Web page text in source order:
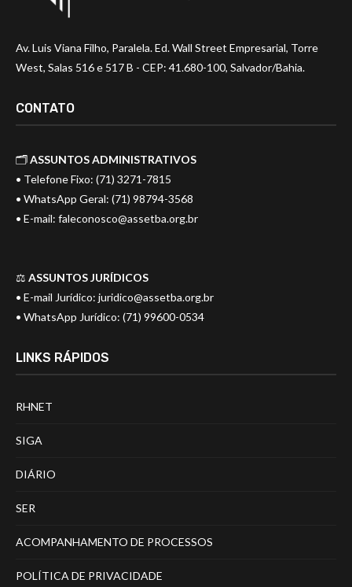
Av. Luis Viana Filho, Paralela. Ed. Wall Street Empresarial, Torre
West, Salas 516 e 517 B - CEP: 41.680-100, Salvador/Bahia.
CONTATO
🗂️ASSUNTOS ADMINISTRATIVOS
• Telefone Fixo: (71) 3271-7815
• WhatsApp Geral: (71) 98794-3568
• E-mail: faleconosco@assetba.org.br
⚖️ ASSUNTOS JURÍDICOS
• E-mail Jurídico: juridico@assetba.org.br
• WhatsApp Jurídico: (71) 99600-0534
LINKS RÁPIDOS
RHNET
SIGA
DIÁRIO
SER
ACOMPANHAMENTO DE PROCESSOS
POLÍTICA DE PRIVACIDADE